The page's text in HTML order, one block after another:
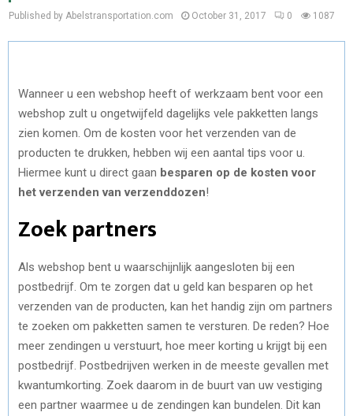
Published by Abelstransportation.com October 31, 2017 0 1087
Wanneer u een webshop heeft of werkzaam bent voor een
webshop zult u ongetwijfeld dagelijks vele pakketten langs
zien komen. Om de kosten voor het verzenden van de
producten te drukken, hebben wij een aantal tips voor u.
Hiermee kunt u direct gaan besparen op de kosten voor
het verzenden van verzenddozen!
Zoek partners
Als webshop bent u waarschijnlijk aangesloten bij een
postbedrijf. Om te zorgen dat u geld kan besparen op het
verzenden van de producten, kan het handig zijn om partners
te zoeken om pakketten samen te versturen. De reden? Hoe
meer zendingen u verstuurt, hoe meer korting u krijgt bij een
postbedrijf. Postbedrijven werken in de meeste gevallen met
kwantumkorting. Zoek daarom in de buurt van uw vestiging
een partner waarmee u de zendingen kan bundelen. Dit kan